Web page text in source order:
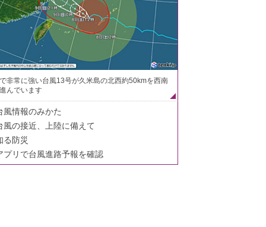
非常に強い台風13号が久米島の北西約50kmを西南
んでいます
風情報のみかた
風の接近、上陸に備えて
る防災
プリで台風進路予報を確認